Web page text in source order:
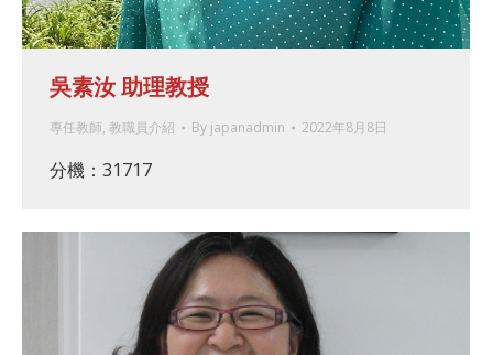
吳素汝 助理教授
專任教師, 教職員介紹 By japanadmin 2022年8月8日
分機：31717